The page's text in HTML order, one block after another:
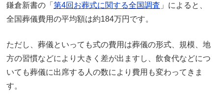
鎌倉新書の「 第4回お葬式に関する全国調査 」によると、
全国葬儀費用の平均額は約184万円です。
ただし、葬儀といっても式の費用は葬儀の形式、規模、地
方の習慣などにより大きく差が出ますし、飲食代などにつ
いても葬儀に出席する人の数により費用も変わってきま
す。